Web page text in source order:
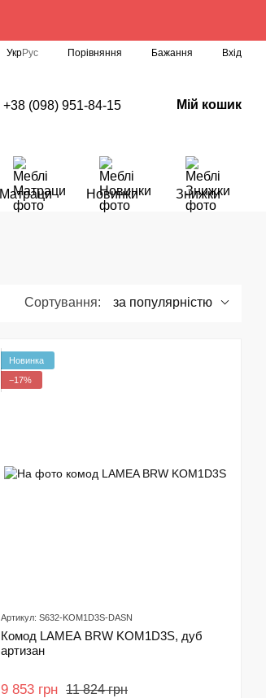
УкрРус Порівняння Бажання Вхід
+38 (098) 951-84-15 Мій кошик
Матраци Новинки Знижки
Сортування: за популярністю
Новинка
−17%
Артикул: S632-KOM1D3S-DASN
Комод LAMEA BRW KOM1D3S, дуб
артизан
11 824 грн
9 853 грн